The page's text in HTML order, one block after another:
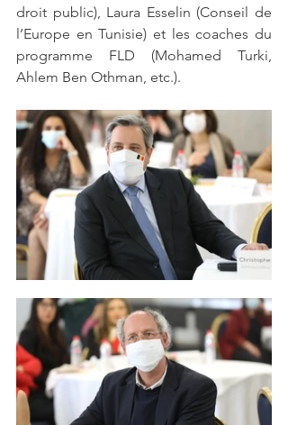
droit public), Laura Esselin (Conseil de
l’Europe en Tunisie) et les coaches du
programme FLD (Mohamed Turki,
Ahlem Ben Othman, etc.).